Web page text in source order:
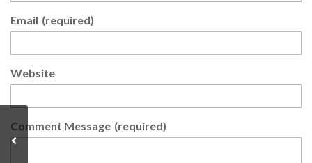
Email (required)
Website
Comment Message (required)